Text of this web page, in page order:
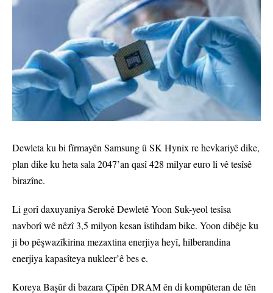
Dewleta ku bi fîrmayên Samsung û SK Hynix re hevkariyê dike,
plan dike ku heta sala 2047’an qasî 428 milyar euro li vê tesîsê
birazîne.
Li gorî daxuyaniya Serokê Dewletê Yoon Suk-yeol tesîsa
navborî wê nêzî 3,5 milyon kesan îstihdam bike. Yoon dibêje ku
ji bo pêşwazîkirina mezaxtina enerjiya heyî, hilberandina
enerjiya kapasîteya nukleer’ê bes e.
Koreya Başûr di bazara Çîpên DRAM ên di kompûteran de tên